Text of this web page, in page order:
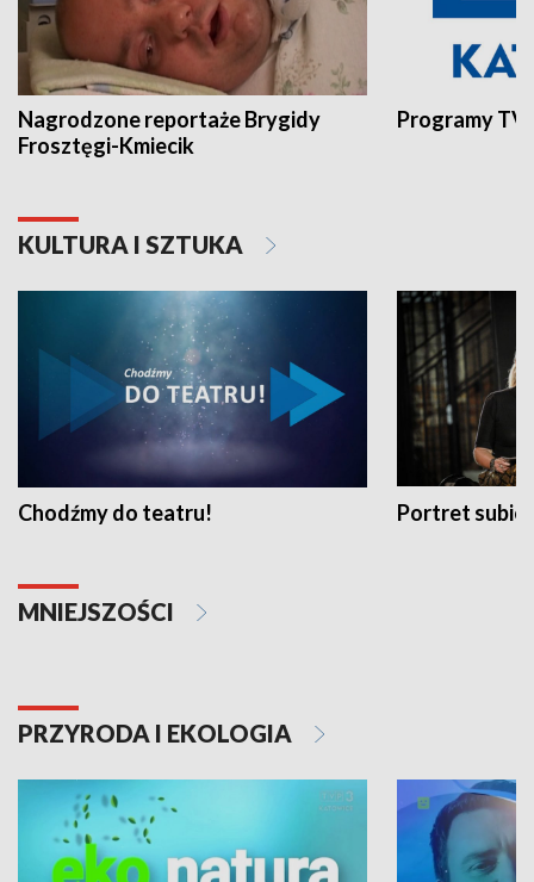
Nagrodzone reportaże Brygidy
Frosztęgi-Kmiecik
Programy
KULTURA I SZTUKA
Chodźmy do teatru! Portret
MNIEJSZOŚCI
PRZYRODA I EKOLOGIA